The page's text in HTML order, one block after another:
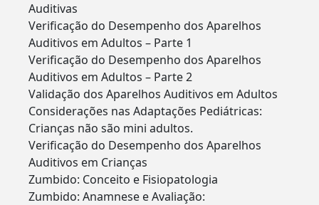
Auditivas
Verificação do Desempenho dos Aparelhos
Auditivos em Adultos – Parte 1
Verificação do Desempenho dos Aparelhos
Auditivos em Adultos – Parte 2
Validação dos Aparelhos Auditivos em Adultos
Considerações nas Adaptações Pediátricas:
Crianças não são mini adultos.
Verificação do Desempenho dos Aparelhos
Auditivos em Crianças
Zumbido: Conceito e Fisiopatologia
Zumbido: Anamnese e Avaliação: